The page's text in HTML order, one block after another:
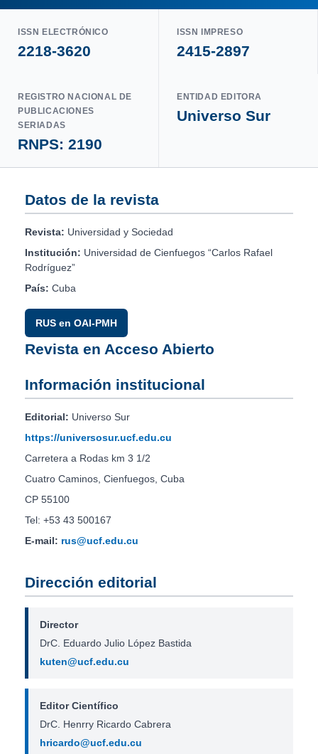
ISSN ELECTRÓNICO
2218-3620
ISSN IMPRESO
2415-2897
REGISTRO NACIONAL DE
PUBLICACIONES
SERIADAS
RNPS: 2190
ENTIDAD EDITORA
Universo Sur
Datos de la revista
Revista: Universidad y Sociedad
Institución: Universidad de Cienfuegos “Carlos Rafael
Rodríguez”
País: Cuba
RUS en OAI-PMH
Revista en Acceso Abierto
Información institucional
Editorial: Universo Sur
https://universosur.ucf.edu.cu
Carretera a Rodas km 3 1/2
Cuatro Caminos, Cienfuegos, Cuba
CP 55100
Tel: +53 43 500167
E-mail: rus@ucf.edu.cu
Dirección editorial
Director
DrC. Eduardo Julio López Bastida
kuten@ucf.edu.cu
Editor Científico
DrC. Henrry Ricardo Cabrera
hricardo@ucf.edu.cu